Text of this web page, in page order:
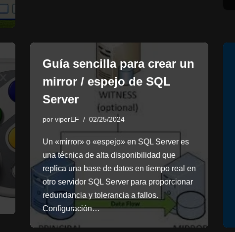
Guía sencilla para crear un
mirror / espejo de SQL
Server
por viperEF 02/25/2024
Un «mirror» o «espejo» en SQL Server es
una técnica de alta disponibilidad que
replica una base de datos en tiempo real en
otro servidor SQL Server para proporcionar
redundancia y tolerancia a fallos.
Configuración…